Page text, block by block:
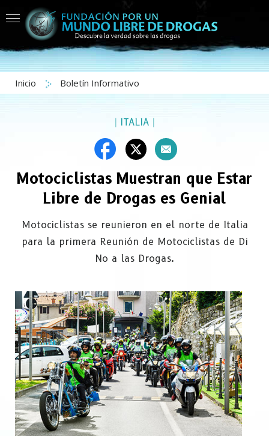
Inicio Boletín Informativo
| ITALIA |
Motociclistas Muestran que Estar
Libre de Drogas es Genial
Motociclistas se reunieron en el norte de Italia
para la primera Reunión de Motociclistas de Di
No a las Drogas.